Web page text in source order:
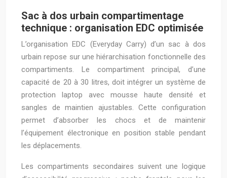
Sac à dos urbain compartimentage
technique : organisation EDC optimisée
L’organisation EDC (Everyday Carry) d’un sac à dos
urbain repose sur une hiérarchisation fonctionnelle des
compartiments. Le compartiment principal, d’une
capacité de 20 à 30 litres, doit intégrer un système de
protection laptop avec mousse haute densité et
sangles de maintien ajustables. Cette configuration
permet d’absorber les chocs et de maintenir
l’équipement électronique en position stable pendant
les déplacements.
Les compartiments secondaires suivent une logique